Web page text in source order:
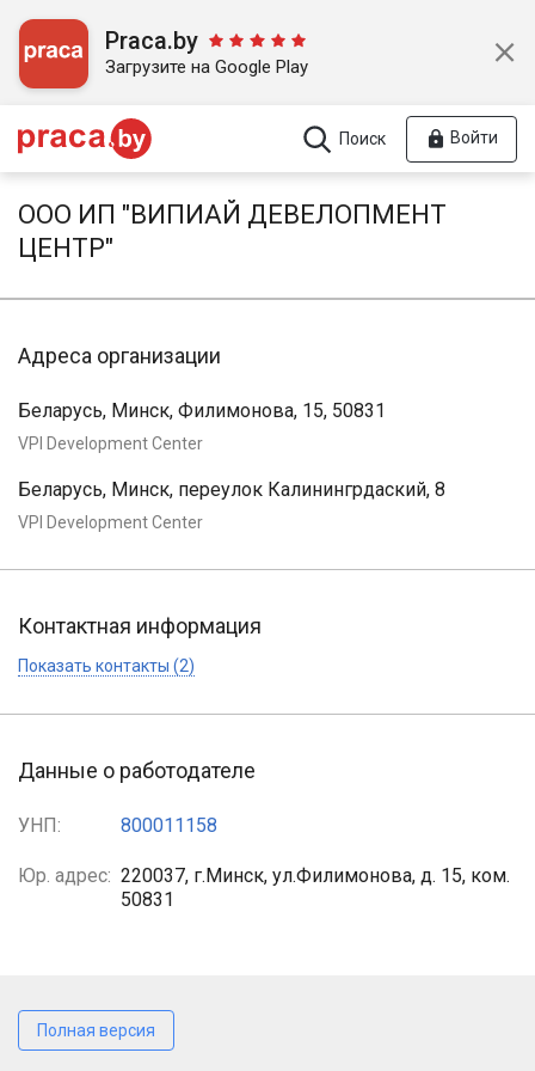
Praca.by
Загрузите на Google Play
Поиск Войти
ООО ИП "ВИПИАЙ ДЕВЕЛОПМЕНТ
ЦЕНТР"
Адреса организации
Беларусь, Минск, Филимонова, 15, 50831
VPI Development Center
Беларусь, Минск, переулок Калинингрдаский, 8
VPI Development Center
Контактная информация
Показать контакты (2)
Данные о работодателе
УНП: 800011158
Юр. адрес: 220037, г.Минск, ул.Филимонова, д. 15, ком.
50831
Полная версия